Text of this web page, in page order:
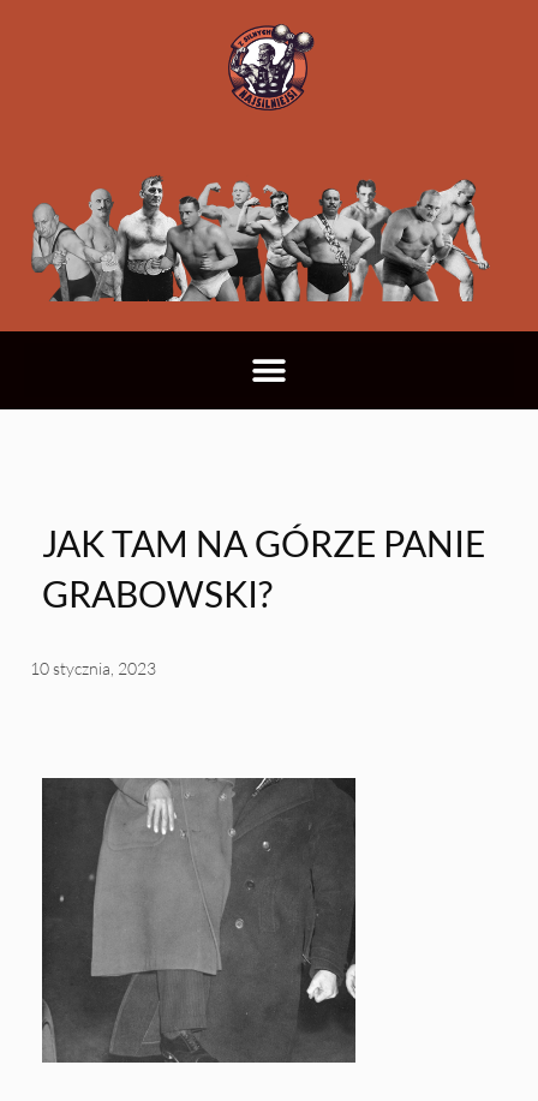
JAK TAM NA GÓRZE PANIE
GRABOWSKI?
10 stycznia, 2023